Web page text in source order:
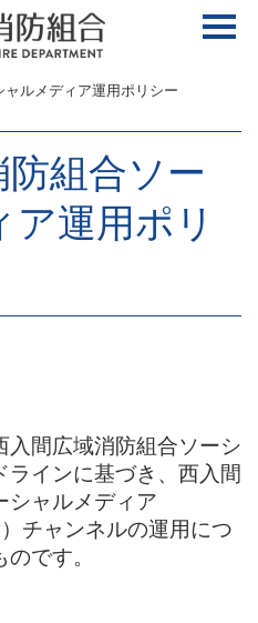
ルメディア運用ポリシー
組合ソー
運用ポリ
入間広域消防組合ソーシ
ラインに基づき、西入間
シャルメディア
チャンネルの運用につ
です。